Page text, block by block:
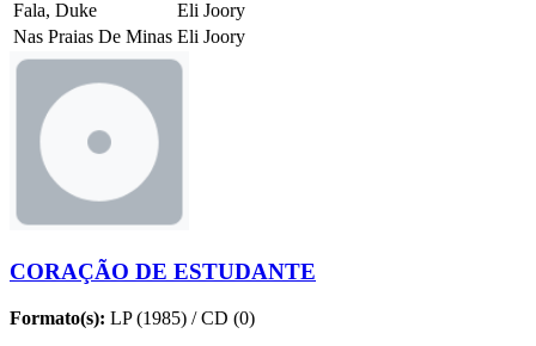
Fala, Duke
Eli Joory
Nas Praias De Minas Eli Joory
CORAÇÃO DE ESTUDANTE
Formato(s): LP (1985) / CD (0)